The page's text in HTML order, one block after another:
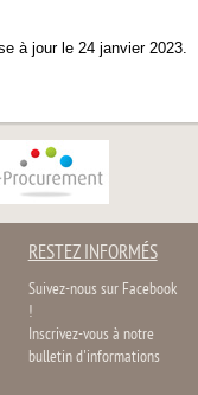
à jour le 24 janvier 2023.
RESTEZ INFORMÉS
Suivez-nous sur Facebook
!
Inscrivez-vous à notre
bulletin d'informations